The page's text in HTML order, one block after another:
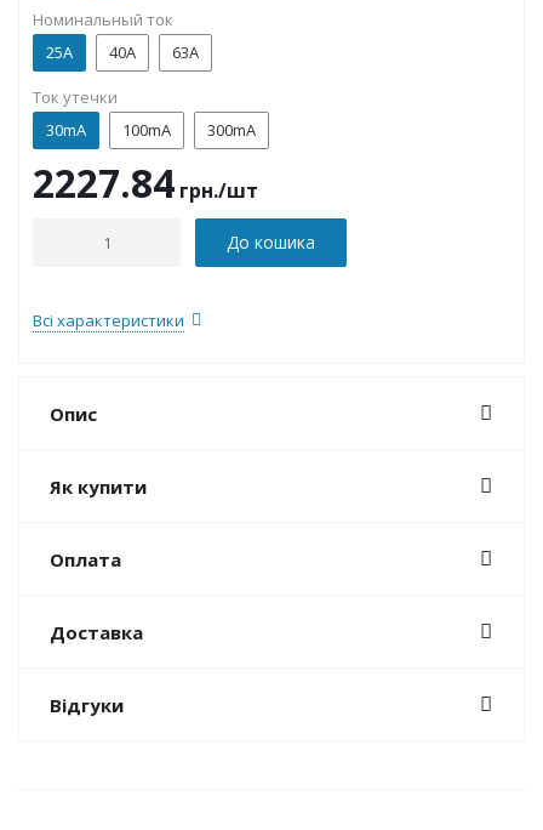
Номинальный ток
25А
40А 63А
Ток утечки
30mA
100mA 300mA
2227.84 грн./шт
До кошика
Всі характеристики
Опис
Як купити
Оплата
Доставка
Відгуки